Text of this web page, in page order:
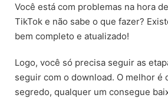
Você está com problemas na hora
TikTok e não sabe o que fazer?
bem completo e atualizado!
Logo, você só precisa seguir as
seguir com o download. O melhor é
segredo, qualquer um consegue